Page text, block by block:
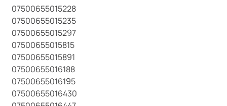
07500655015228
07500655015235
07500655015297
07500655015815
07500655015891
07500655016188
07500655016195
07500655016430